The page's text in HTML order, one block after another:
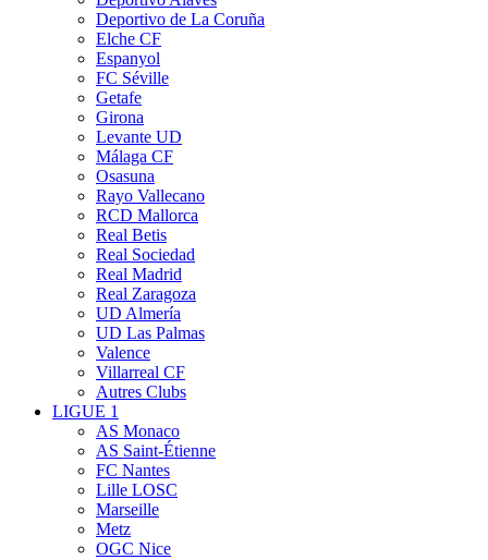
Deportivo de La Coruña
Elche CF
Espanyol
FC Séville
Getafe
Girona
Levante UD
Málaga CF
Osasuna
Rayo Vallecano
RCD Mallorca
Real Betis
Real Sociedad
Real Madrid
Real Zaragoza
UD Almería
UD Las Palmas
Valence
Villarreal CF
Autres Clubs
LIGUE 1
AS Monaco
AS Saint-Étienne
FC Nantes
Lille LOSC
Marseille
Metz
OGC Nice